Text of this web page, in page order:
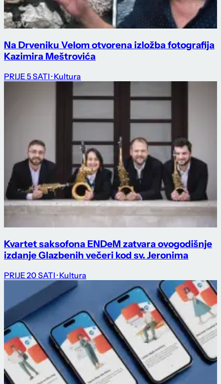
Na Drveniku Velom otvorena izložba fotografija
Kazimira Meštrovića
PRIJE 5 SATI · Kultura
Kvartet saksofona ENDeM zatvara ovogodišnje
izdanje Glazbenih večeri kod sv. Jeronima
PRIJE 20 SATI · Kultura